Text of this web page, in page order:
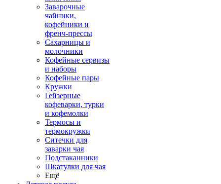
Заварочные
чайники,
кофейники и
френч-прессы
Сахарницы и
молочники
Кофейные сервизы
и наборы
Кофейные пары
Кружки
Гейзерные
кофеварки, турки
и кофемолки
Термосы и
термокружки
Ситечки для
заварки чая
Подстаканники
Шкатулки для чая
Ещё